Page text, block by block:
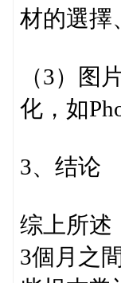
材的選擇
（3）图
化，如
3、结论
综上所述
3個月之